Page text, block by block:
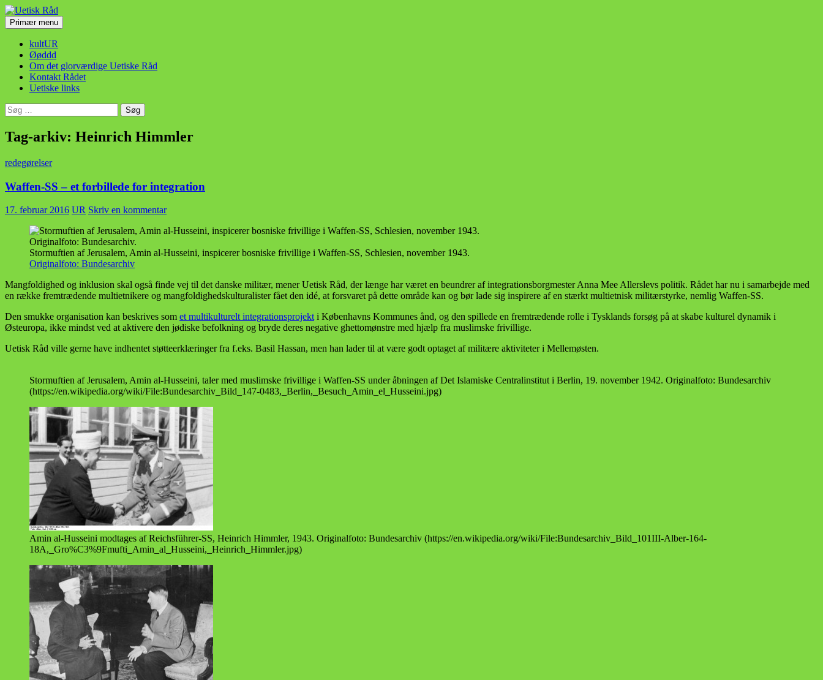
Hop
til
indhold
Uetisk Råd
SøgPrimær menu
kultUR
Øøddd
Om det glorværdige Uetiske Råd
Kontakt Rådet
Uetiske links
Søg
efter:
Tag-arkiv: Heinrich Himmler
redegørelser
Waffen-SS – et forbillede for integration
17. februar 2016 UR Skriv en kommentar
Stormuftien af Jerusalem, Amin al-Husseini, inspicerer bosniske frivillige i Waffen-SS, Schlesien, november 1943.
Originalfoto: Bundesarchiv
Mangfoldighed og inklusion skal også finde vej til det danske militær, mener Uetisk Råd, der længe har været en beundrer af integrationsborgmester Anna Mee Allerslevs politik. Rådet har nu i samarbejde med
en række fremtrædende multietnikere og mangfoldighedskulturalister fået den idé, at forsvaret på dette område kan og bør lade sig inspirere af en stærkt multietnisk militærstyrke, nemlig Waffen-SS.
Den smukke organisation kan beskrives som et multikulturelt integrationsprojekt i Københavns Kommunes ånd, og den spillede en fremtrædende rolle i Tysklands forsøg på at skabe kulturel dynamik i
Østeuropa, ikke mindst ved at aktivere den jødiske befolkning og bryde deres negative ghettomønstre med hjælp fra muslimske frivillige.
Uetisk Råd ville gerne have indhentet støtteerklæringer fra f.eks. Basil Hassan, men han lader til at være godt optaget af militære aktiviteter i Mellemøsten.
Stormuftien af Jerusalem, Amin al-Husseini, taler med muslimske frivillige i Waffen-SS under åbningen af Det Islamiske Centralinstitut i Berlin, 19. november 1942. Originalfoto: Bundesarchiv
(https://en.wikipedia.org/wiki/File:Bundesarchiv_Bild_147-0483,_Berlin,_Besuch_Amin_el_Husseini.jpg)
Amin al-Husseini modtages af Reichsführer-SS, Heinrich Himmler, 1943. Originalfoto: Bundesarchiv (https://en.wikipedia.org/wiki/File:Bundesarchiv_Bild_101III-Alber-164-
18A,_Gro%C3%9Fmufti_Amin_al_Husseini,_Heinrich_Himmler.jpg)